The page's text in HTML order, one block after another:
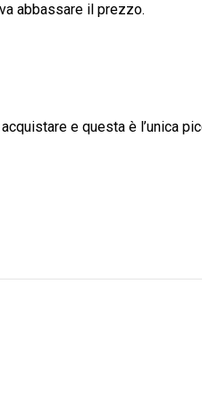
abbassare il prezzo.
e questa è l’unica